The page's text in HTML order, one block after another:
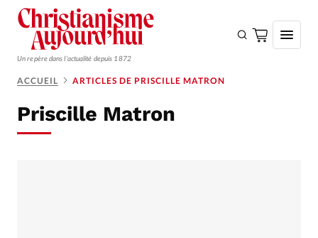
Un repère dans l'actualité depuis 1872
Monde
ACCUEIL ARTICLES DE PRISCILLE MATRON
Priscille Matron